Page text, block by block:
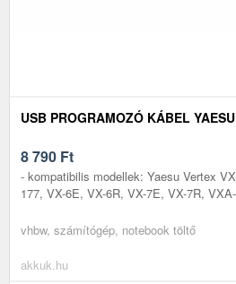
USB PROGRAMOZÓ KÁBEL
8 790 Ft
- kompatibilis modellek: Yaesu Vertex
177, VX-6E, VX-6R, VX-7E, VX-7R,
vhbw, számítógép, notebook töltő
akkuk.hu